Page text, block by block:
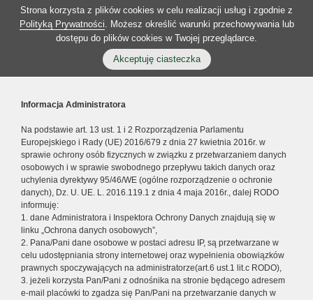
Strona korzysta z plików cookies w celu realizacji usług i zgodnie z
Polityką Prywatności. Możesz określić warunki przechowywania lub
dostępu do plików cookies w Twojej przeglądarce.
Akceptuję ciasteczka
Informacja Administratora
Na podstawie art. 13 ust. 1 i 2 Rozporządzenia Parlamentu
Europejskiego i Rady (UE) 2016/679 z dnia 27 kwietnia 2016r. w
sprawie ochrony osób fizycznych w związku z przetwarzaniem danych
osobowych i w sprawie swobodnego przepływu takich danych oraz
uchylenia dyrektywy 95/46/WE (ogólne rozporządzenie o ochronie
danych), Dz. U. UE. L. 2016.119.1 z dnia 4 maja 2016r., dalej RODO
informuję:
1. dane Administratora i Inspektora Ochrony Danych znajdują się w
linku „Ochrona danych osobowych”,
2. Pana/Pani dane osobowe w postaci adresu IP, są przetwarzane w
celu udostępniania strony internetowej oraz wypełnienia obowiązków
prawnych spoczywających na administratorze(art.6 ust.1 lit.c RODO),
3. jeżeli korzysta Pan/Pani z odnośnika na stronie będącego adresem
e-mail placówki to zgadza się Pan/Pani na przetwarzanie danych w